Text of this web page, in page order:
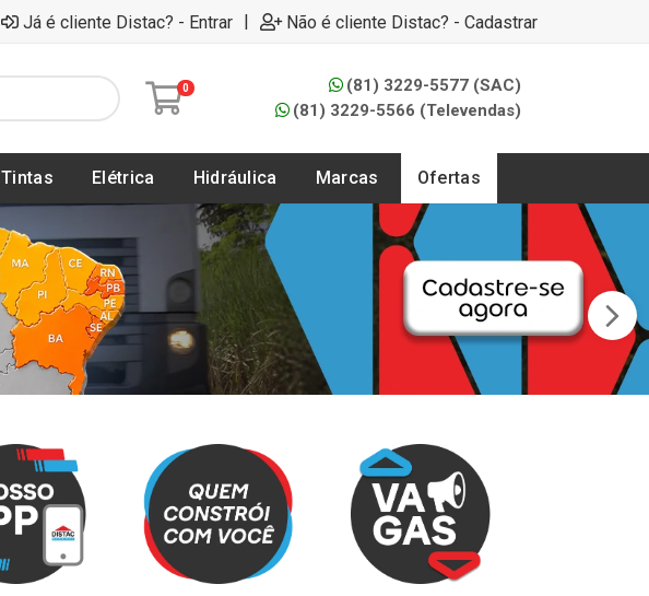
Já é cliente Distac? - Entrar | Não é cliente Distac? - Cadastrar
0
(81) 3229-5577 (SAC)
(81) 3229-5566 (Televendas)
Tintas Elétrica Hidráulica Marcas Ofertas